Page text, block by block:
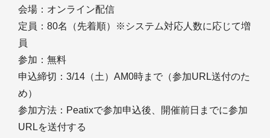
会場：オンライン配信
定員：80名（先着順）※システム対応人数に応じて増
員
参加：無料
申込締切：3/14（土）AM0時まで（参加URL送付のた
め）
参加方法：Peatixで参加申込後、開催前日までに参加
URLを送付する